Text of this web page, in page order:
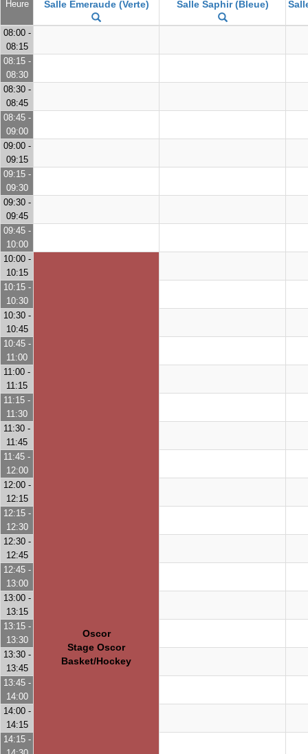
Heure Salle Emeraude (Verte) Salle Saphir (Bleue)
08:00 -
08:15
08:15 -
08:30
08:30 -
08:45
08:45 -
09:00
09:00 -
09:15
09:15 -
09:30
09:30 -
09:45
09:45 -
10:00
10:00 -
10:15
Oscor
Stage Oscor
Basket/Hockey
10:15 -
10:30
10:30 -
10:45
10:45 -
11:00
11:00 -
11:15
11:15 -
11:30
11:30 -
11:45
11:45 -
12:00
12:00 -
12:15
12:15 -
12:30
12:30 -
12:45
12:45 -
13:00
13:00 -
13:15
13:15 -
13:30
13:30 -
13:45
13:45 -
14:00
14:00 -
14:15
14:15 -